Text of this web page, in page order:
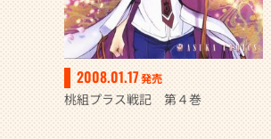
2008.01.17発売
桃組プラス戦記 第４巻